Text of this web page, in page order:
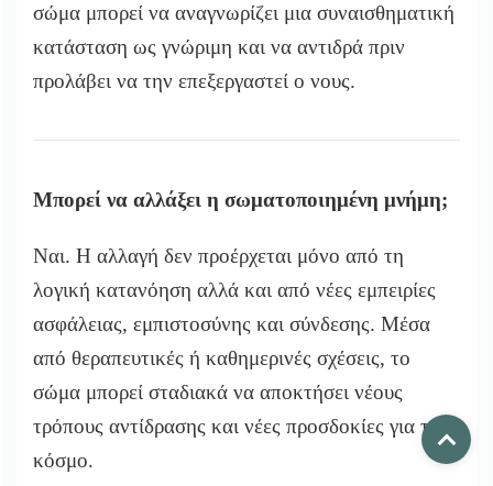
σώμα μπορεί να αναγνωρίζει μια συναισθηματική
κατάσταση ως γνώριμη και να αντιδρά πριν
προλάβει να την επεξεργαστεί ο νους.
Μπορεί να αλλάξει η σωματοποιημένη μνήμη;
Ναι. Η αλλαγή δεν προέρχεται μόνο από τη
λογική κατανόηση αλλά και από νέες εμπειρίες
ασφάλειας, εμπιστοσύνης και σύνδεσης. Μέσα
από θεραπευτικές ή καθημερινές σχέσεις, το
σώμα μπορεί σταδιακά να αποκτήσει νέους
τρόπους αντίδρασης και νέες προσδοκίες για τον
κόσμο.